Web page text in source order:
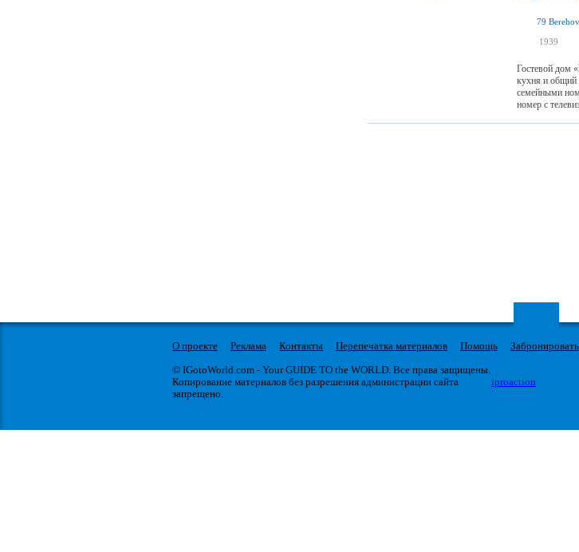
79
1939
Гостевой дом
кухня и общий
семейными
номер с
О проекте Реклама Контакты Перепечатка материалов Помощь
© IGotoWorld.com - Your GUIDE TO the WORLD. Все права защищены.
Копирование материалов без разрешения администрации сайта
запрещено.
iproaction